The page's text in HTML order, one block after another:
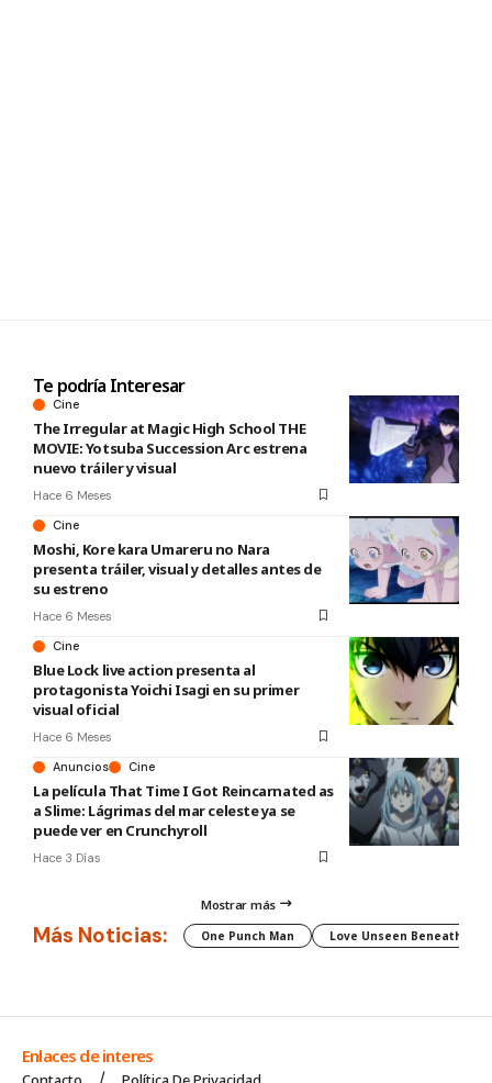
Te podría Interesar
Cine
The Irregular at Magic High School THE
MOVIE: Yotsuba Succession Arc estrena
nuevo tráiler y visual
Hace 6 Meses
Cine
Moshi, Kore kara Umareru no Nara
presenta tráiler, visual y detalles antes de
su estreno
Hace 6 Meses
Cine
Blue Lock live action presenta al
protagonista Yoichi Isagi en su primer
visual oficial
Hace 6 Meses
Anuncios
Cine
La película That Time I Got Reincarnated as
a Slime: Lágrimas del mar celeste ya se
puede ver en Crunchyroll
Hace 3 Días
Mostrar más
Más Noticias: One Punch Man Love Unseen Beneath the
Enlaces de interes